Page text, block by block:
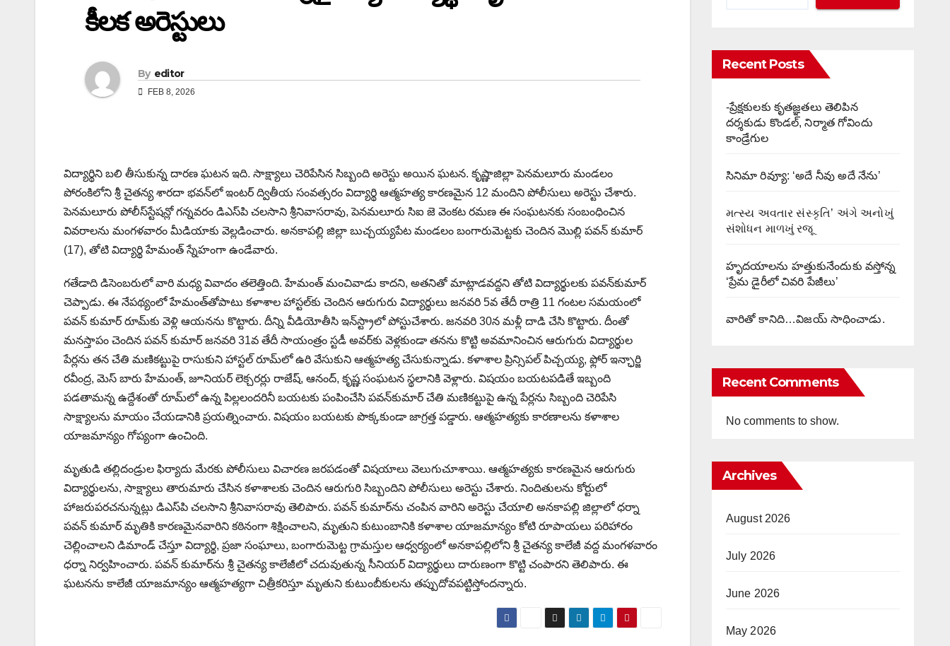
కీలక అరెస్టులు
By editor
FEB 8, 2026
విద్యార్థిని బ‌లి తీసుకున్న దార‌ణ ఘ‌ట‌న ఇది. సాక్ష్యాలు చెరిపేసిన సిబ్బంది అరెస్టు అయిన ఘ‌ట‌న. కృష్ణాజిల్లా పెనమలూరు మండలం
పోరంకిలోని శ్రీ చైతన్య శారదా భవన్‌లో ఇంటర్‌ ద్వితీయ సంవత్సరం విద్యార్థి ఆత్మహత్య కారణమైన 12 మందిని పోలీసులు అరెస్టు చేశారు.
పెనమలూరు పోలీస్‌స్టేషన్లో గన్నవరం డిఎస్‌పి చలసాని శ్రీనివాసరావు, పెనమలూరు సిఐ జె వెంకట రమణ ఈ సంఘటనకు సంబంధించిన
వివరాలను మంగళవారం మీడియాకు వెల్లడించారు. అనకాపల్లి జిల్లా బుచ్చయ్యపేట మండలం బంగారుమెట్టకు చెందిన మొల్లి పవన్‌ కుమార్‌
(17), తోటి విద్యార్థి హేమంత్‌ స్నేహంగా ఉండేవారు.
గతేడాది డిసెంబరులో వారి మధ్య వివాదం తలెత్తింది. హేమంత్‌ మంచివాడు కాదని, అతనితో మాట్లాడవద్దని తోటి విద్యార్థులకు పవన్‌కుమార్‌
చెప్పాడు. ఈ నేపథ్యంలో హేమంత్‌తోపాటు కళాశాల హాస్టల్‌కు చెందిన ఆరుగురు విద్యార్థులు జనవరి 5వ తేదీ రాత్రి 11 గంటల సమయంలో
పవన్‌ కుమార్‌ రూమ్‌కు వెళ్లి ఆయనను కొట్టారు. దీన్ని వీడియోతీసి ఇన్‌స్ట్రాలో పోస్టుచేశారు. జనవరి 30న మళ్లీ దాడి చేసి కొట్టారు. దీంతో
మనస్తాపం చెందిన పవన్‌ కుమార్‌ జనవరి 31వ తేదీ సాయంత్రం స్టడీ అవర్‌కు వెళ్లకుండా తనను కొట్టి అవమానించిన ఆరుగురు విద్యార్థుల
పేర్లను తన చేతి మణికట్టుపై రాసుకుని హాస్టల్‌ రూమ్‌లో ఉరి వేసుకుని ఆత్మహత్య చేసుకున్నాడు. కళాశాల ప్రిన్సిపల్‌ పిచ్చయ్య, ఫ్లోర్‌ ఇన్ఛార్జి
రవీంద్ర, మెస్‌ బారు హేమంత్‌, జూనియర్‌ లెక్చరర్లు రాజేష్‌, ఆనంద్‌, కృష్ణ సంఘటన స్థలానికి వెళ్లారు. విషయం బయటపడితే ఇబ్బంది
పడతామన్న ఉద్దేశంతో రూమ్‌లో ఉన్న పిల్లలందరినీ బయటకు పంపించేసి పవన్‌కుమార్‌ చేతి మణికట్టుపై ఉన్న పేర్లను సిబ్బంది చెరిపేసి
సాక్ష్యాలను మాయం చేయడానికి ప్రయత్నించారు. విషయం బయటకు పొక్కకుండా జాగ్రత్త పడ్డారు. ఆత్మహత్యకు కారణాలను కళాశాల
యాజమాన్యం గోప్యంగా ఉంచింది.
మృతుడి తల్లిదండ్రుల ఫిర్యాదు మేరకు పోలీసులు విచారణ జరపడంతో విషయాలు వెలుగుచూశాయి. ఆత్మహత్యకు కారణమైన ఆరుగురు
విద్యార్థులను, సాక్ష్యాలు తారుమారు చేసిన కళాశాలకు చెందిన ఆరుగురి సిబ్బందిని పోలీసులు అరెస్టు చేశారు. నిందితులను కోర్టులో
హాజరుపరచనున్నట్లు డిఎస్‌పి చలసాని శ్రీనివాసరావు తెలిపారు. పవన్‌ కుమార్‌ను చంపిన వారిని అరెస్టు చేయాలి అనకాపల్లి జిల్లాలో ధర్నా
పవన్‌ కుమార్‌ మృతికి కారణమైనవారిని కఠినంగా శిక్షించాలని, మృతుని కుటుంబానికి కళాశాల యాజమాన్యం కోటి రూపాయలు పరిహారం
చెల్లించాలని డిమాండ్‌ చేస్తూ విద్యార్థి, ప్రజా సంఘాలు, బంగారుమెట్ట గ్రామస్తుల ఆధ్వర్యంలో అనకాపల్లిలోని శ్రీ చైతన్య కాలేజీ వద్ద మంగళవారం
ధర్నా నిర్వహించారు. పవన్‌ కుమార్‌ను శ్రీ చైతన్య కాలేజీలో చదువుతున్న సీనియర్‌ విద్యార్థులు దారుణంగా కొట్టి చంపారని తెలిపారు. ఈ
ఘటనను కాలేజీ యాజమాన్యం ఆత్మహత్యగా చిత్రీకరిస్తూ మృతుని కుటుంబీకులను తప్పుదోవపట్టిస్తోందన్నారు.
Recent Posts
-ప్రేక్షకులకు కృతజ్ఞతలు తెలిపిన
దర్శకుడు కొండల్, నిర్మాత గోవిందు
కాండ్రేగుల
సినిమా రివ్యూ: ‘అదే నీవు అదే నేను’
મત્સ્ય અવતાર સંસ્કૃતિ’ અંગે અનોખું
સંશોધન માળખું રજૂ
హృదయాలను హత్తుకునేందుకు వస్తోన్న
‘ప్రేమ డైరీలో చివరి పేజీలు’
వారితో కానిది…విజయ్ సాధించాడు.
Recent Comments
No comments to show.
Archives
August 2026
July 2026
June 2026
May 2026